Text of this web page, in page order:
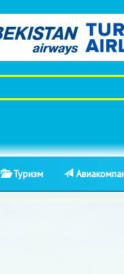
Туризм